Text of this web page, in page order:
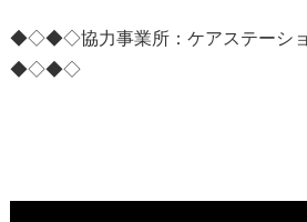
◆◇◆◇協力事業所：ケアステーショ
◆◇◆◇